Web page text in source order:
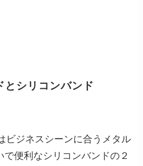
シリコンバンド
ビジネスシーンに合うメタル
で便利なシリコンバンドの２